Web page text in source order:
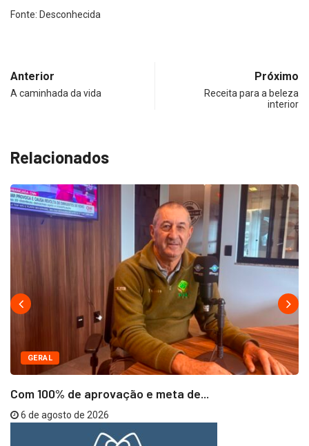
Fonte: Desconhecida
Anterior
A caminhada da vida
Próximo
Receita para a beleza
interior
Relacionados
GERAL
Com 100% de aprovação e meta de...
6 de agosto de 2026